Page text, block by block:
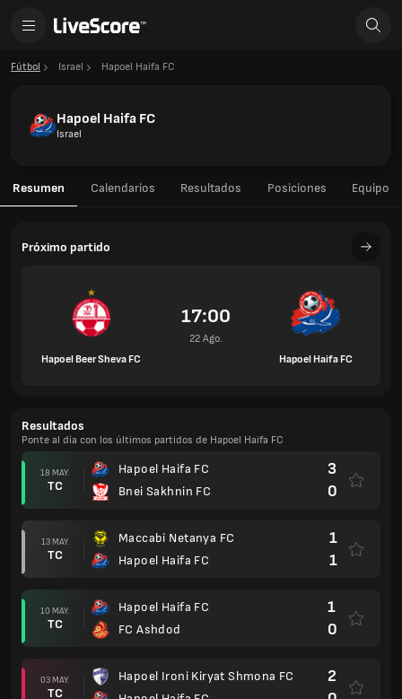
Fútbol Israel Hapoel Haifa FC
Hapoel Haifa FC
Israel
Resumen Calendarios Resultados Posiciones Equipo
Próximo partido
Hapoel Beer Sheva FC
17:00
22 Ago.
Hapoel Haifa FC
Resultados
Ponte al día con los últimos partidos de Hapoel Haifa FC
18 MAY.
TC
Hapoel Haifa FC
Bnei Sakhnin FC
3
0
13 MAY.
TC
Maccabi Netanya FC
Hapoel Haifa FC
1
1
10 MAY.
TC
Hapoel Haifa FC
FC Ashdod
1
0
03 MAY.
TC
Hapoel Ironi Kiryat Shmona FC
2